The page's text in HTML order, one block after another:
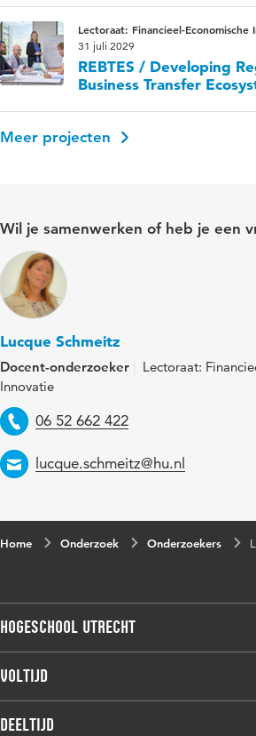
Lectoraat: Financieel-Economische
31 juli 2029
REBTES / Developing
Business Transfer
Meer projecten
Wil je samenwerken of heb je een
Lucque Schmeitz
Docent-onderzoeker
Lectoraat:
Innovatie
Telefoon
06 52 662 422
Email
lucque.schmeitz@hu.nl
Home Onderzoek Onderzoekers
Hogeschool Utrecht
Voltijdopleidingen
Deeltijdopleidingen
Onderzoek
Voltijd
Associate degree
Deeltijd